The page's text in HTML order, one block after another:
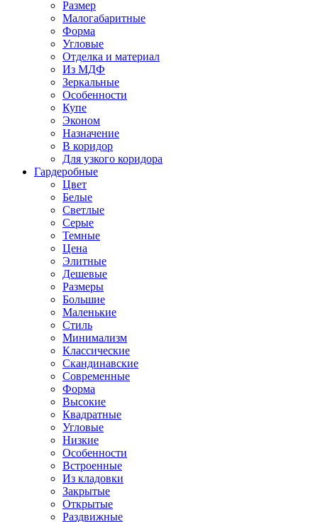
Размер
Малогабаритные
Форма
Угловые
Отделка и материал
Из МДФ
Зеркальные
Особенности
Купе
Эконом
Назначение
В коридор
Для узкого коридора
Гардеробные
Цвет
Белые
Светлые
Серые
Темные
Цена
Элитные
Дешевые
Размеры
Большие
Маленькие
Стиль
Минимализм
Классические
Скандинавские
Современные
Форма
Высокие
Квадратные
Угловые
Низкие
Особенности
Встроенные
Из кладовки
Закрытые
Открытые
Раздвижные